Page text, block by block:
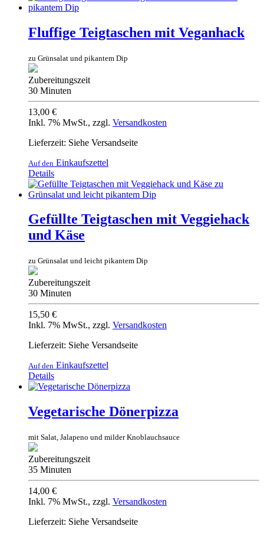
Fluffige Teigtaschen mit Veganhack
zu Grünsalat und pikantem Dip
Zubereitungszeit
30 Minuten
13,00 €
Inkl. 7% MwSt., zzgl. Versandkosten
Lieferzeit: Siehe Versandseite
Auf den Einkaufszettel
Details
Gefüllte Teigtaschen mit Veggiehack
und Käse
zu Grünsalat und leicht pikantem Dip
Zubereitungszeit
30 Minuten
15,50 €
Inkl. 7% MwSt., zzgl. Versandkosten
Lieferzeit: Siehe Versandseite
Auf den Einkaufszettel
Details
Vegetarische Dönerpizza
mit Salat, Jalapeno und milder Knoblauchsauce
Zubereitungszeit
35 Minuten
14,00 €
Inkl. 7% MwSt., zzgl. Versandkosten
Lieferzeit: Siehe Versandseite